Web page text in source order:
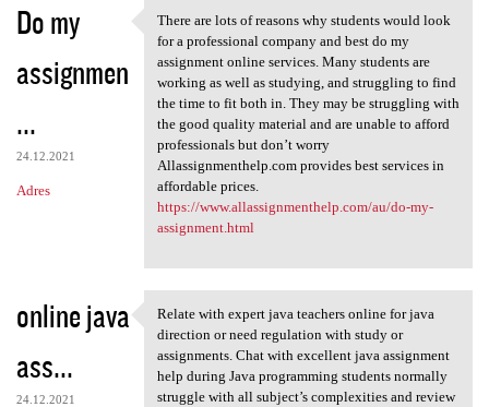
Do my
assignmen
...
24.12.2021
Adres
There are lots of reasons why
There are lots of reasons why students would look
for a professional company and best do my
assignment online services. Many students are
working as well as studying, and struggling to find
the time to fit both in. They may be struggling with
the good quality material and are unable to afford
professionals but don’t worry
Allassignmenthelp.com provides best services in
affordable prices.
https://www.allassignmenthelp.com/au/do-my-
assignment.html
online java
ass...
24.12.2021
Relate with expert java
Relate with expert java teachers online for java
direction or need regulation with study or
assignments. Chat with excellent java assignment
help during Java programming students normally
struggle with all subject’s complexities and review